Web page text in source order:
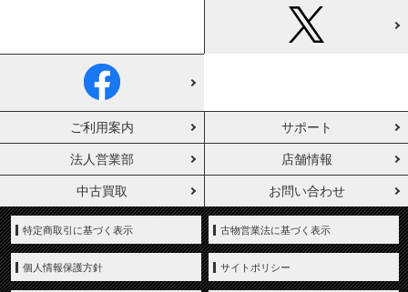
ご利用案内 サポート
法人営業部 店舗情報
中古買取 お問い合わせ
特定商取引に基づく表示 古物営業法に基づく表示
個人情報保護方針 サイトポリシー